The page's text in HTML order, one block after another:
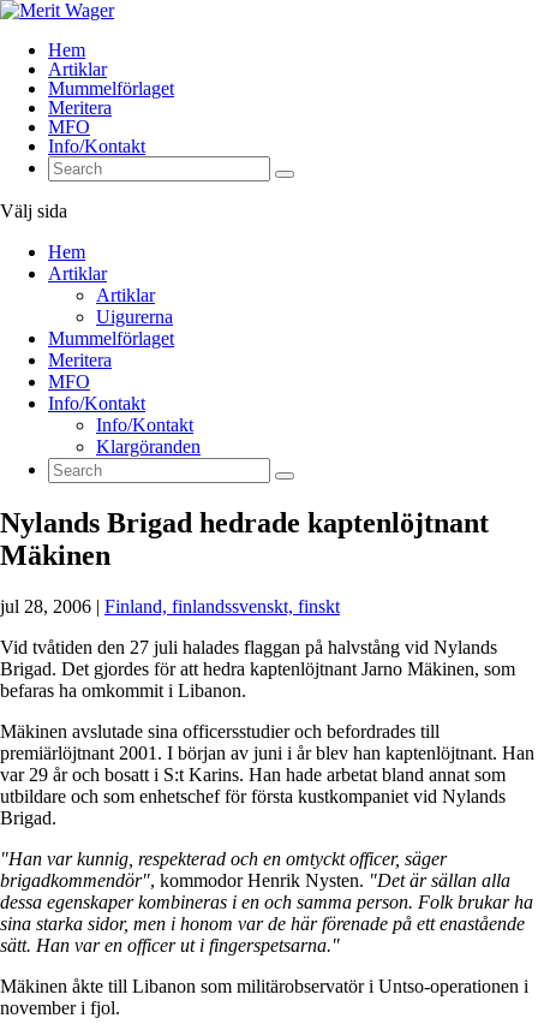
Hem
Artiklar
Mummelförlaget
Meritera
MFO
Info/Kontakt
Välj sida
Hem
Artiklar
Artiklar
Uigurerna
Mummelförlaget
Meritera
MFO
Info/Kontakt
Info/Kontakt
Klargöranden
Nylands Brigad hedrade kaptenlöjtnant
Mäkinen
jul 28, 2006 | Finland, finlandssvenskt, finskt
Vid tvåtiden den 27 juli halades flaggan på halvstång vid Nylands
Brigad. Det gjordes för att hedra kaptenlöjtnant Jarno Mäkinen, som
befaras ha omkommit i Libanon.
Mäkinen avslutade sina officersstudier och befordrades till
premiärlöjtnant 2001. I början av juni i år blev han kaptenlöjtnant. Han
var 29 år och bosatt i S:t Karins. Han hade arbetat bland annat som
utbildare och som enhetschef för första kustkompaniet vid Nylands
Brigad.
"Han var kunnig, respekterad och en omtyckt officer, säger
brigadkommendör", kommodor Henrik Nysten. "Det är sällan alla
dessa egenskaper kombineras i en och samma person. Folk brukar ha
sina starka sidor, men i honom var de här förenade på ett enastående
sätt. Han var en officer ut i fingerspetsarna."
Mäkinen åkte till Libanon som militärobservatör i Untso-operationen i
november i fjol.